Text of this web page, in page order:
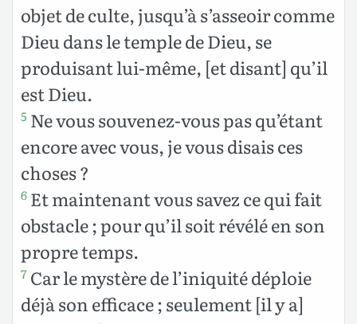
objet de culte, jusqu’à s’asseoir comme
Dieu dans le temple de Dieu, se
produisant lui-même, [et disant] qu’il
est Dieu.
5 Ne vous souvenez-vous pas qu’étant
encore avec vous, je vous disais ces
choses ?
6 Et maintenant vous savez ce qui fait
obstacle ; pour qu’il soit révélé en son
propre temps.
7 Car le mystère de l’iniquité déploie
déjà son efficace ; seulement [il y a]